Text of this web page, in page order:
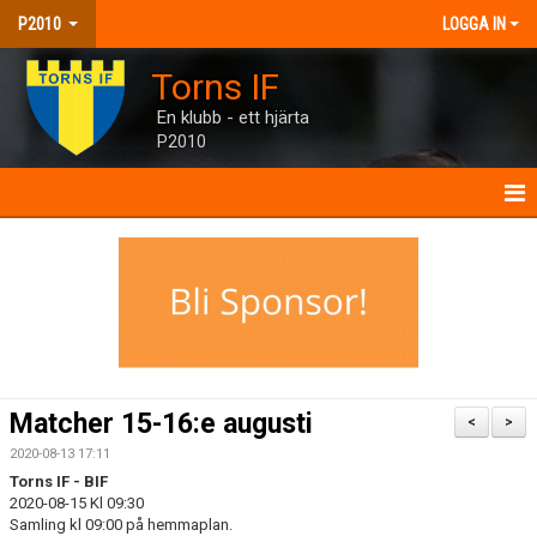
P2010 LOGGA IN
Torns IF
En klubb - ett hjärta
P2010
TRUPPEN
BILDGALLERI
>
<
Matcher 15-16:e augusti
2020-08-13 17:11
Torns IF - BIF
2020-08-15 Kl 09:30
Samling kl 09:00 på hemmaplan.